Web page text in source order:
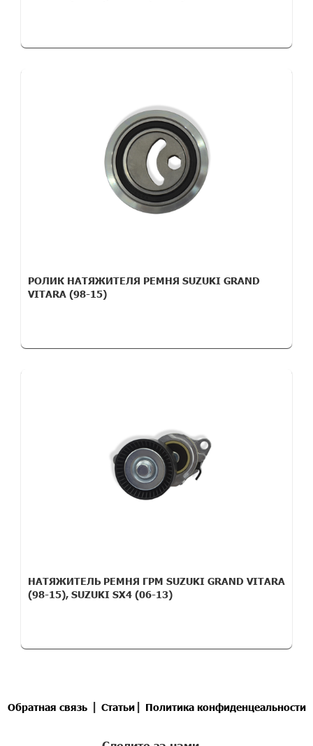
РОЛИК НАТЯЖИТЕЛЯ РЕМНЯ SUZUKI GRAND
VITARA (98-15)
НАТЯЖИТЕЛЬ РЕМНЯ ГРМ SUZUKI GRAND VITARA
(98-15), SUZUKI SX4 (06-13)
Обратная связь| Статьи| Политика конфиденцеальности